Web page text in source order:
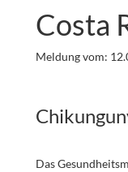
Costa
Meldung vom:
Das